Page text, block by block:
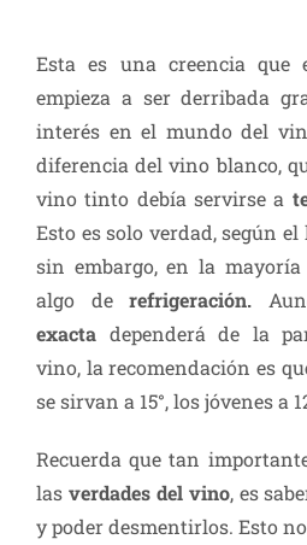
Esta es una creencia
empieza a ser derribada
interés en el mundo del
diferencia del vino blanco,
vino tinto debía servirse a
Esto es solo verdad, según
sin embargo, en la mayoría
algo derefrigeración.
exacta dependerá de la
vino, la recomendación es
se sirvan a 15°, los jóvenes a
Recuerda que tan
las verdades del vino, es
y poder desmentirlos. Esto